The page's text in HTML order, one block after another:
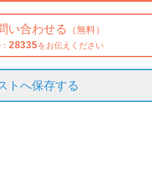
い合わせる （無料）
28335をお伝えください
トへ保存する